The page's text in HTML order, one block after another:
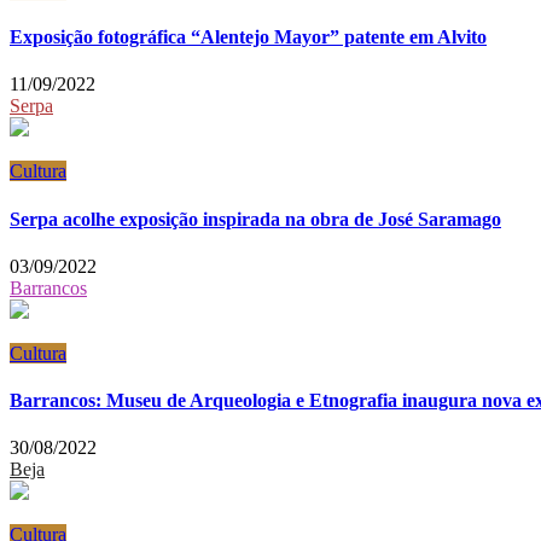
Exposição fotográfica “Alentejo Mayor” patente em Alvito
11/09/2022
Serpa
Cultura
Serpa acolhe exposição inspirada na obra de José Saramago
03/09/2022
Barrancos
Cultura
Barrancos: Museu de Arqueologia e Etnografia inaugura nova
30/08/2022
Beja
Cultura